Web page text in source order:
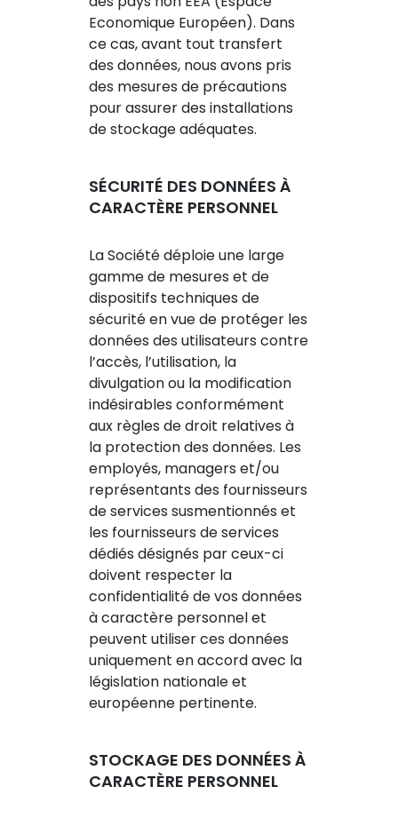
Economique Européen). Dans
ce cas, avant tout transfert
des données, nous avons pris
des mesures de précautions
pour assurer des installations
de stockage adéquates.
SÉCURITÉ DES DONNÉES À
CARACTÈRE PERSONNEL
La Société déploie une large
gamme de mesures et de
dispositifs techniques de
sécurité en vue de protéger les
données des utilisateurs contre
l’accès, l’utilisation, la
divulgation ou la modification
indésirables conformément
aux règles de droit relatives à
la protection des données. Les
employés, managers et/ou
représentants des fournisseurs
de services susmentionnés et
les fournisseurs de services
dédiés désignés par ceux-ci
doivent respecter la
confidentialité de vos données
à caractère personnel et
peuvent utiliser ces données
uniquement en accord avec la
législation nationale et
européenne pertinente.
STOCKAGE DES DONNÉES À
CARACTÈRE PERSONNEL